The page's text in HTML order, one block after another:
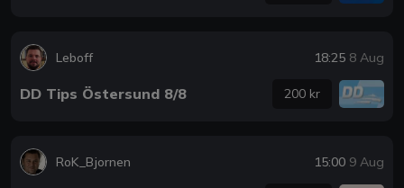
Leboff 18:25 8 Aug
DD Tips Östersund 8/8 200 kr
RoK_Bjornen 15:00 9 Aug